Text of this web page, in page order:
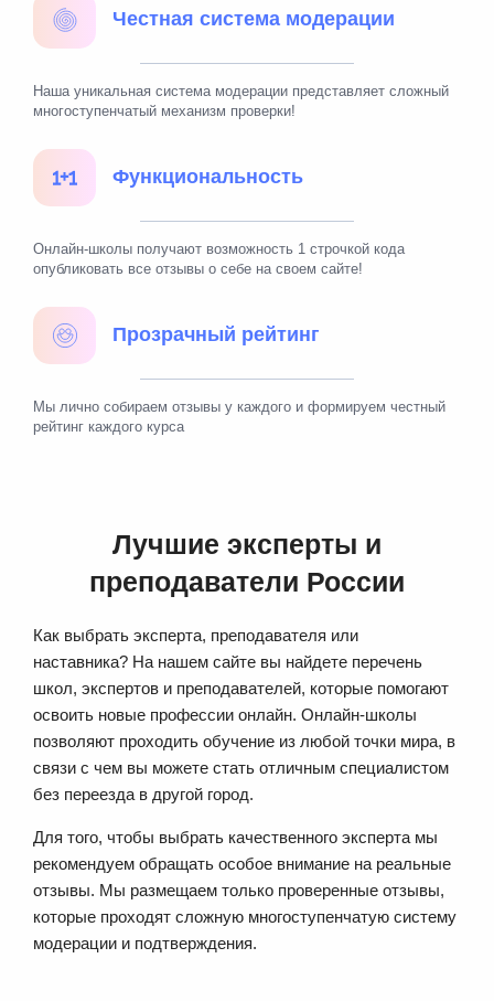
Честная система модерации
Наша уникальная система модерации представляет сложный
многоступенчатый механизм проверки!
Функциональность
Онлайн-школы получают возможность 1 строчкой кода
опубликовать все отзывы о себе на своем сайте!
Прозрачный рейтинг
Мы лично собираем отзывы у каждого и формируем честный
рейтинг каждого курса
Лучшие эксперты и
преподаватели России
Как выбрать эксперта, преподавателя или
наставника? На нашем сайте вы найдете перечень
школ, экспертов и преподавателей, которые помогают
освоить новые профессии онлайн. Онлайн-школы
позволяют проходить обучение из любой точки мира, в
связи с чем вы можете стать отличным специалистом
без переезда в другой город.
Для того, чтобы выбрать качественного эксперта мы
рекомендуем обращать особое внимание на реальные
отзывы. Мы размещаем только проверенные отзывы,
которые проходят сложную многоступенчатую систему
модерации и подтверждения.